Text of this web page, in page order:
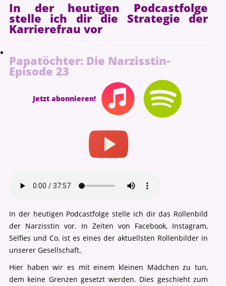
In der heutigen Podcastfolge
stelle ich dir die Strategie der
Karrierefrau vor
Papatöchter: Die Narzisstin-
Episode 23
Jetzt abonnieren!
In der heutigen Podcastfolge stelle ich dir das Rollenbild
der Narzisstin vor. In Zeiten von Facebook, Instagram,
Selfies und Co, ist es eines der aktuellsten Rollenbilder in
unserer Gesellschaft.
Hier haben wir es mit einem kleinen Mädchen zu tun,
dem keine Grenzen gesetzt werden. Dies geschieht zum